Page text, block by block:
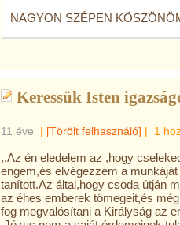
NAGYON SZÉPEN
Keressük Isten
11 éve | [Törölt felhasználó] | 1
,,Az én eledelem az ,hogy
engem,és elvégezzem a
tanított.Az által,hogy csoda útján
az éhes emberek tömegeit,és
fog megvalósítani a Királyság az